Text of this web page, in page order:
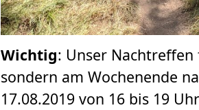
Wichtig: Unser Nachtreffen
sondern am Wochenende
17.08.2019 von 16 bis 19